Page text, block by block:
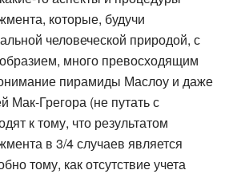
которые, будучи
человеческой природой, с
много превосходящим
пирамиды Маслоу и даже
Мак-Грегора (не путать с
к тому, что результатом
в 3/4 случаев является
тому, как отсутствие учета